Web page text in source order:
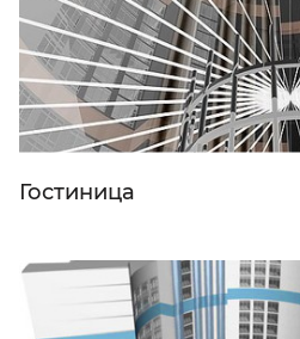
Гостиница